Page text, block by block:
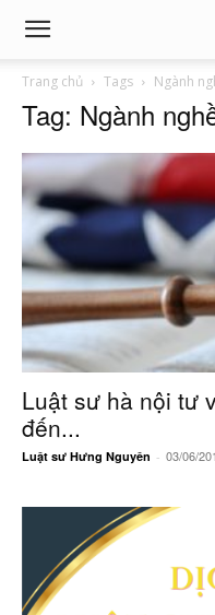
Trang chủ Tags Ngành
Tag: Ngành
Luật sư hà nội tư
đến...
Luật sư Hưng Nguyên - 03/06/